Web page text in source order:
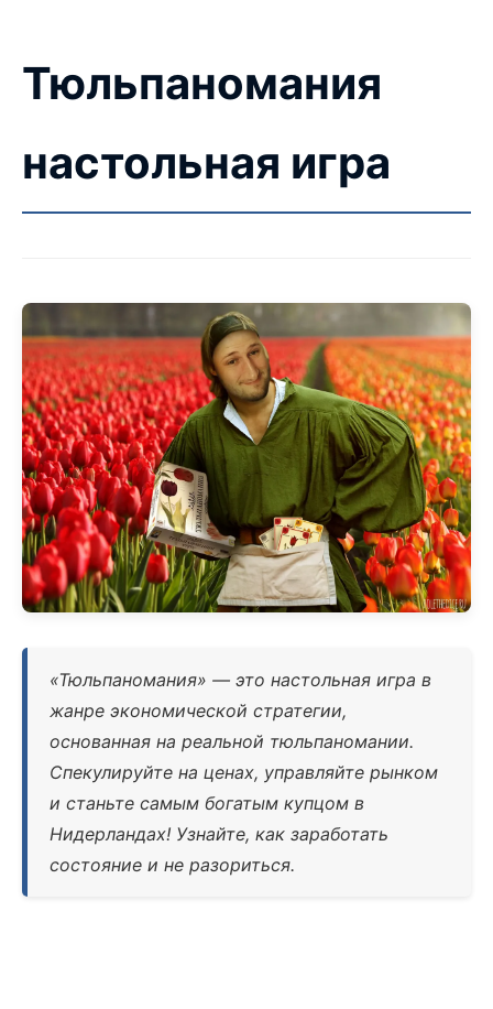
Тюльпаномания
настольная игра
«Тюльпаномания» — это настольная игра в
жанре экономической стратегии,
основанная на реальной тюльпаномании.
Спекулируйте на ценах, управляйте рынком
и станьте самым богатым купцом в
Нидерландах! Узнайте, как заработать
состояние и не разориться.